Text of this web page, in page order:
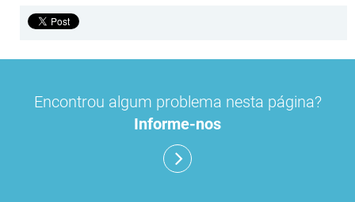
Encontrou algum problema nesta página?
Informe-nos